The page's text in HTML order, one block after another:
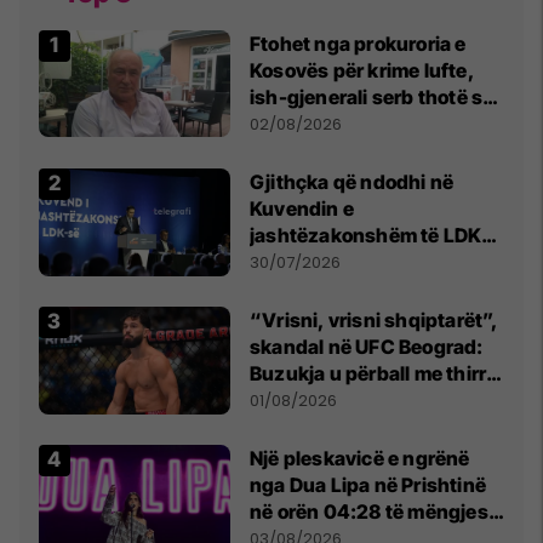
Ftohet nga prokuroria e
Kosovës për krime lufte,
ish-gjenerali serb thotë se
dikush e tradhtoi në
02/08/2026
Gjithçka që ndodhi në
Kuvendin e
jashtëzakonshëm të LDK-
së
30/07/2026
“Vrisni, vrisni shqiptarët”,
skandal në UFC Beograd:
Buzukja u përball me thirrje
anti-shqiptare nga
01/08/2026
Një pleskavicë e ngrënë
nga Dua Lipa në Prishtinë
në orën 04:28 të mëngjesit
- dhe bota digjitale serbe